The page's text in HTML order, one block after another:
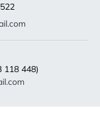
118 448)